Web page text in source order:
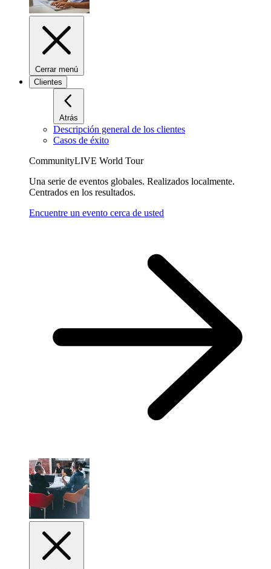
Cerrar menú
Clientes
Atrás
Descripción general de los clientes
Casos de éxito
CommunityLIVE World Tour
Una serie de eventos globales. Realizados localmente.
Centrados en los resultados.
Encuentre un evento cerca de usted